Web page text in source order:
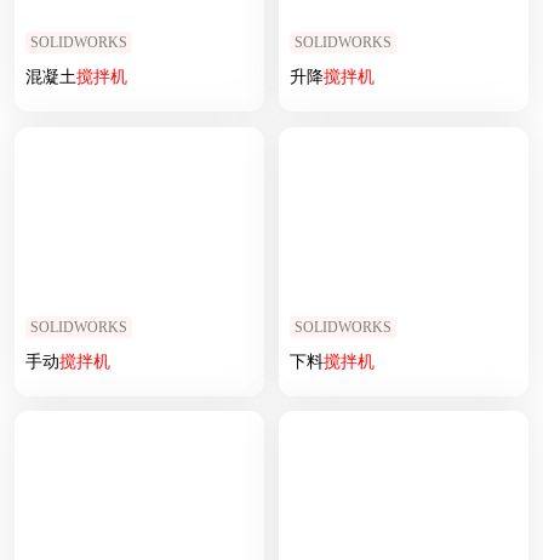
SOLIDWORKS
混凝土搅拌机
SOLIDWORKS
升降搅拌机
SOLIDWORKS
手动搅拌机
SOLIDWORKS
下料搅拌机